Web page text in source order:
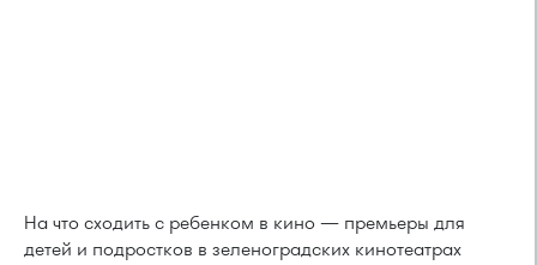
На что сходить с ребенком в кино — премьеры для
детей и подростков в зеленоградских кинотеатрах